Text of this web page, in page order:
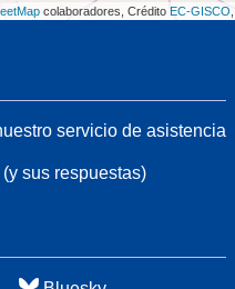
2
6
colaboradores, Crédito EC-GISCO
servicio de asistencia
sus respuestas)